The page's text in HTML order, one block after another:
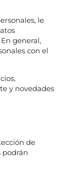
le
general,
con el
y novedades
de
podrán